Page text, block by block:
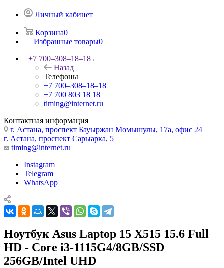
Личный кабинет
Корзина0
Избранные товары0
+7 700‒308‒18‒18
Назад
Телефоны
+7 700‒308‒18‒18
+7 700 803 18 18
timing@internet.ru
Контактная информация
г. Астана, проспект Бауыржан Момышулы, 17а, офис 24
г. Астана, проспект Сарыарка, 5
timing@internet.ru
Instagram
Telegram
WhatsApp
Ноутбук Asus Laptop 15 X515 15.6 Full
HD - Core i3-1115G4/8GB/SSD
256GB/Intel UHD